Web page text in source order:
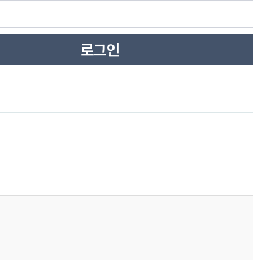
로그인